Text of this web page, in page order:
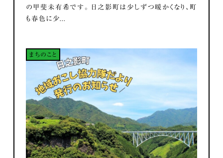
の甲斐未有希です。 日之影町は少しずつ暖かくなり、町
も春色に少...
まちのこと